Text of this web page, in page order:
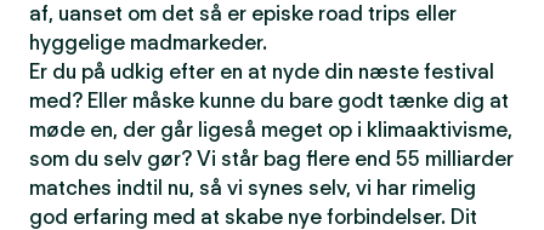
af, uanset om det så er episke road trips eller
hyggelige madmarkeder.
Er du på udkig efter en at nyde din næste festival
med? Eller måske kunne du bare godt tænke dig at
møde en, der går ligeså meget op i klimaaktivisme,
som du selv gør? Vi står bag flere end 55 milliarder
matches indtil nu, så vi synes selv, vi har rimelig
god erfaring med at skabe nye forbindelser. Dit